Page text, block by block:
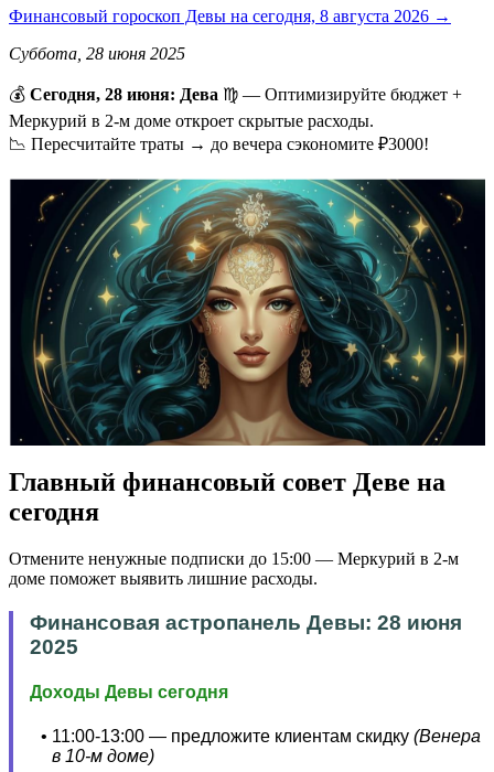
Финансовый гороскоп Девы на сегодня, 8 августа 2026 →
Суббота, 28 июня 2025
💰 Сегодня, 28 июня: Дева ♍ — Оптимизируйте бюджет +
Меркурий в 2-м доме откроет скрытые расходы.
📉 Пересчитайте траты → до вечера сэкономите ₽3000!
Главный финансовый совет Деве на
сегодня
Отмените ненужные подписки до 15:00 — Меркурий в 2-м
доме поможет выявить лишние расходы.
Финансовая астропанель Девы: 28 июня
2025
Доходы Девы сегодня
11:00-13:00 — предложите клиентам скидку (Венера
в 10-м доме)